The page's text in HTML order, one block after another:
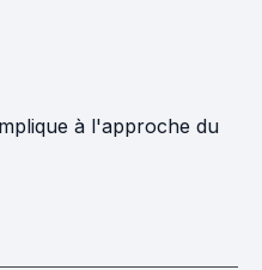
à l'approche du